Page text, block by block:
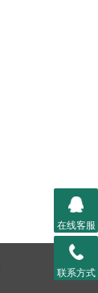
在线客服
联系方式